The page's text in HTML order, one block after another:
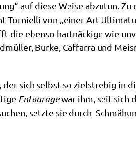
auf die­se Wei­se abzu­tun. Zu
Tor­ni­el­li von „einer Art
die eben­so hart­näcki­ge wie
Bur­ke, Caf­farra und
sich selbst so ziel­stre­big in
Entou­ra­gewar ihm, seit sich
setz­te sie durch